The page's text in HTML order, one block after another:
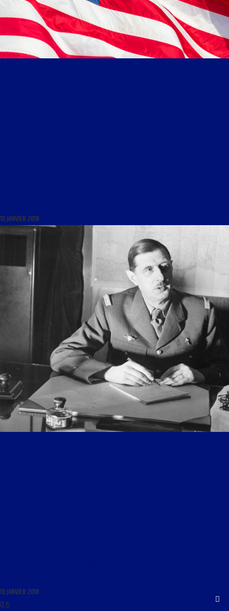
10 JANVIER 2018
10 JANVIER 2018